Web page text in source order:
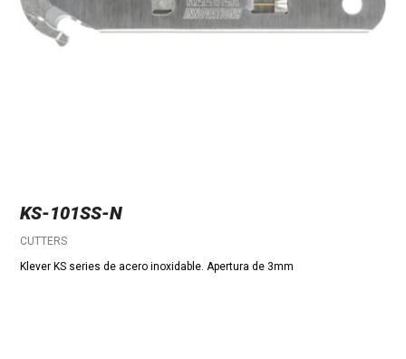
KS-101SS-N
CUTTERS
Klever KS series de acero inoxidable. Apertura de 3mm